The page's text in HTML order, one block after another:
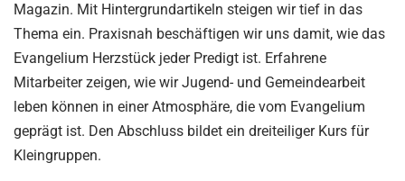
Magazin. Mit Hintergrundartikeln steigen wir tief in das
Thema ein. Praxisnah beschäftigen wir uns damit, wie das
Evangelium Herzstück jeder Predigt ist. Erfahrene
Mitarbeiter zeigen, wie wir Jugend- und Gemeindearbeit
leben können in einer Atmosphäre, die vom Evangelium
geprägt ist. Den Abschluss bildet ein dreiteiliger Kurs für
Kleingruppen.